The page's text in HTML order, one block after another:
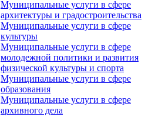
Муниципальные услуги в сфере
архитектуры и градостроительства
Муниципальные услуги в сфере
культуры
Муниципальные услуги в сфере
молодежной политики и развития
физической культуры и спорта
Муниципальные услуги в сфере
образования
Муниципальные услуги в сфере
архивного дела